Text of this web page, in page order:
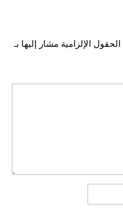
الحقول الإلزامية مشار إليها بـ